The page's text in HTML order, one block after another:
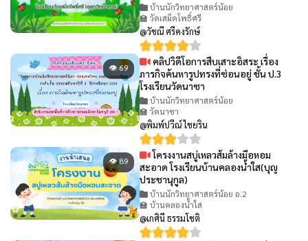
บ้านนักวิทยาศาสตร์น้อย
🏫 วัดเสม็ดโพธิ์ศรี
@วัชณี ศรีคงรักษ์
👁 69
คลิปวิดีโอการสืบเสาะอิสระ เรื่อง
ภารกิจค้นหารูปทรงที่ซ่อนอยู่ ชั้น ป.3
โรงเรียนวัดนาซา
บ้านนักวิทยาศาสตร์น้อย
🏫 วัดนาซา
@พิมพ์ปวีณ์ ไชยริน
👁 89
โครงงานสบู่เหลวส้มล้างมือหอม
สะอาด โรงเรียนบ้านคลองน้ำใส(บุญ
ประชานุกูล)
บ้านนักวิทยาศาสตร์น้อย อ.2
🏫 บ้านคลองน้ำใส
@เกศินี ธรรมโชติ